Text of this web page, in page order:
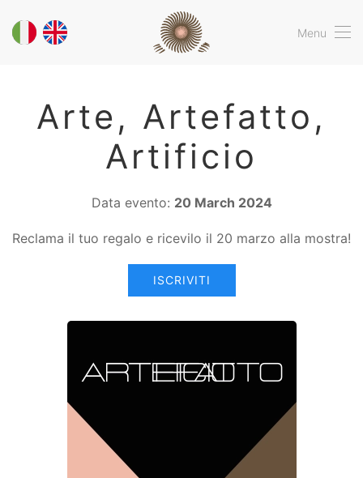
Menu
Arte, Artefatto,
Artificio
Data evento: 20 March 2024
Reclama il tuo regalo e ricevilo il 20 marzo alla mostra!
ISCRIVITI